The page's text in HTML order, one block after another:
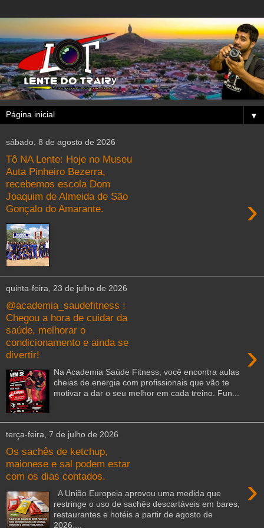
▼
sábado, 8 de agosto de 2026
Tô NA Lente: Hoje no Museu
Auta Pinheiro Bezerra,
recebemos escola Dom
Joaquim de Almeida de São
Gonçalo do Amarante.
›
quinta-feira, 23 de julho de 2026
@academia_saudefitness :
Chegou a hora de cuidar da
saúde, melhorar o
condicionamento e ainda se
divertir!
›
Na Academia Saúde Fitness, você encontra aulas
cheias de energia com profissionais que vão te
motivar a dar o seu melhor em cada treino. Fun...
terça-feira, 7 de julho de 2026
Os sachês de ketchup,
maionese e sal podem estar
com os dias contados.
›
A União Europeia aprovou uma medida que
restringe o uso de sachês descartáveis em bares,
restaurantes e hotéis a partir de agosto de
2026,...